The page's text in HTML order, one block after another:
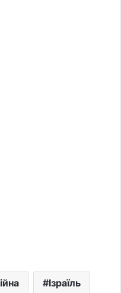
Ізраїль